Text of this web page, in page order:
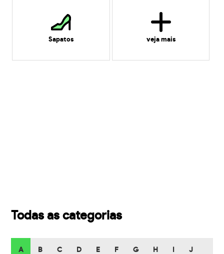
Sapatos veja mais
Todas as categorias
A B C D E F G H J